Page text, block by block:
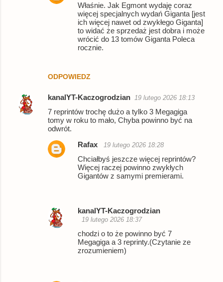
ODPOWIEDZ
Właśnie. Jak Egmont wydaję coraz
więcej specjalnych wydań Giganta [jest
ich więcej nawet od zwykłego Giganta]
to widać że sprzedaż jest dobra i może
wrócić do 13 tomów Giganta Poleca
rocznie.
kanalYT-Kaczogrodzian 19 lutego 2026 18:13
7 reprintów trochę dużo a tylko 3 Megagiga
tomy w roku to mało, Chyba powinno być na
odwrót.
Rafax 19 lutego 2026 18:28
Chciałbyś jeszcze więcej reprintów?
Więcej raczej powinno zwykłych
Gigantów z samymi premierami.
kanalYT-Kaczogrodzian
19 lutego 2026 18:37
chodzi o to że powinno być 7
Megagiga a 3 reprinty.(Czytanie ze
zrozumieniem)